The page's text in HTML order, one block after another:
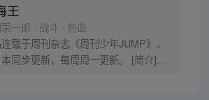
王
一郎 · 战斗 · 热血
载于周刊杂志《周刊少年JUMP》，
同步更新，每周周一更新。 [简介]有